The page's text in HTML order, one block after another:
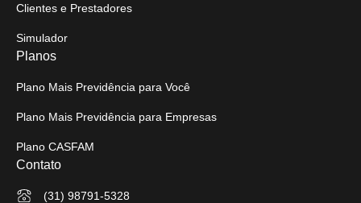
Clientes e Prestadores
Simulador
Planos
Plano Mais Previdência para Você
Plano Mais Previdência para Empresas
Plano CASFAM
Contato
(31) 98791-5328